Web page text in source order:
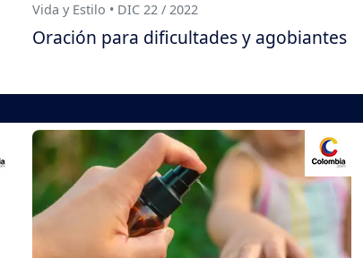
Vida y Estilo • DIC 22 / 2022
Oración para dificultades y agobiantes